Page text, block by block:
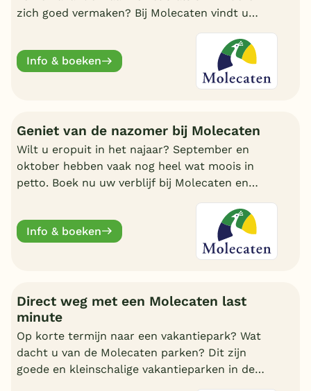
zich goed vermaken? Bij Molecaten vindt u
Info & boeken
Geniet van de nazomer bij Molecaten
Wilt u eropuit in het najaar? September en
oktober hebben vaak nog heel wat moois in
petto. Boek nu uw verblijf bij Molecaten en
Info & boeken
Direct weg met een Molecaten last
minute
Op korte termijn naar een vakantiepark? Wat
dacht u van de Molecaten parken? Dit zijn
goede en kleinschalige vakantieparken in de